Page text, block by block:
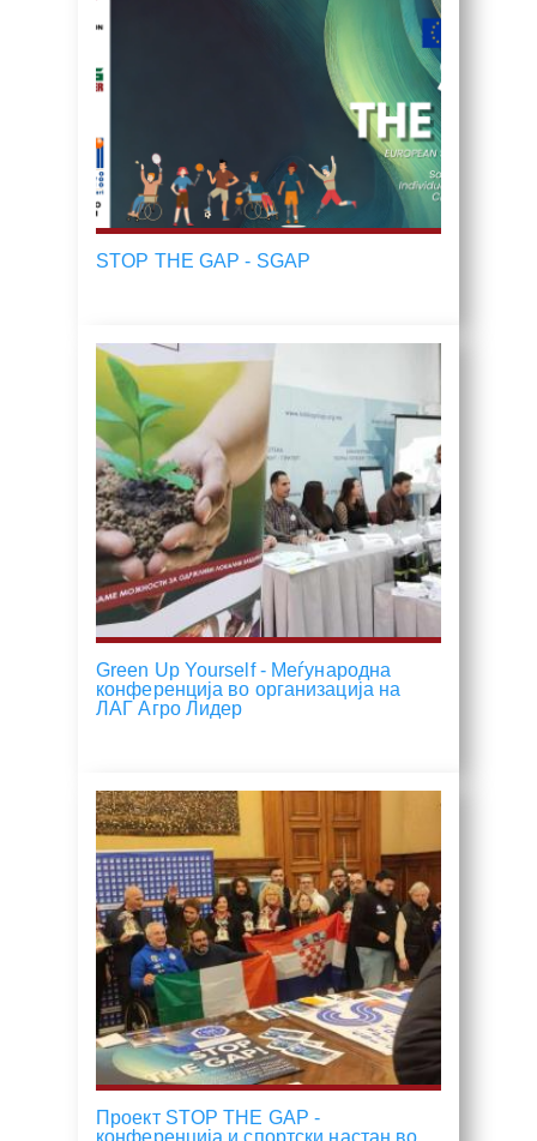
STOP THE GAP - SGAP
Green Up Yourself - Меѓународна
конференција во организација на
ЛАГ Агро Лидер
Проект STOP THE GAP -
конференција и спортски настан во